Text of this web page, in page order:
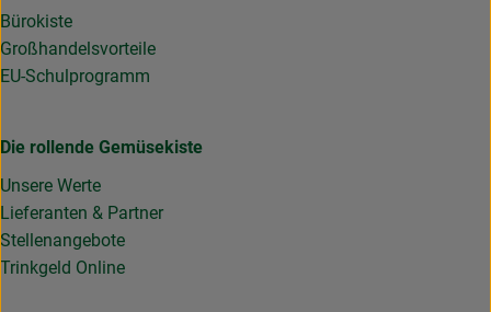
Bürokiste
Großhandelsvorteile
EU-Schulprogramm
Die rollende Gemüsekiste
Unsere Werte
Lieferanten & Partner
Stellenangebote
Trinkgeld Online